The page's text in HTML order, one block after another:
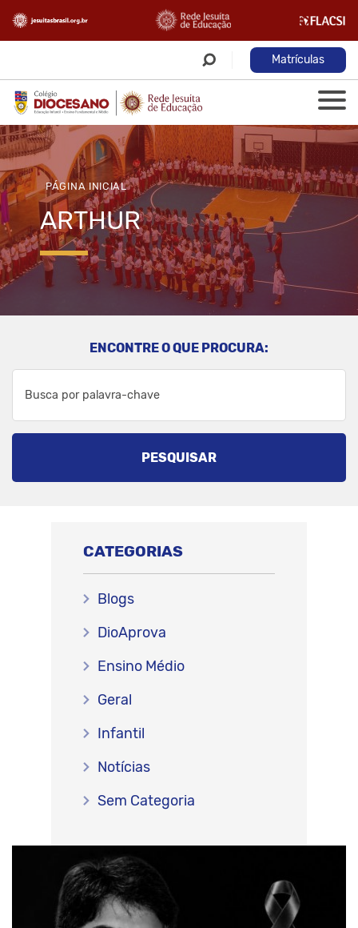
Matrículas
PÁGINA INICIAL
ARTHUR
ENCONTRE O QUE PROCURA:
PESQUISAR
CATEGORIAS
Blogs
DioAprova
Ensino Médio
Geral
Infantil
Notícias
Sem Categoria